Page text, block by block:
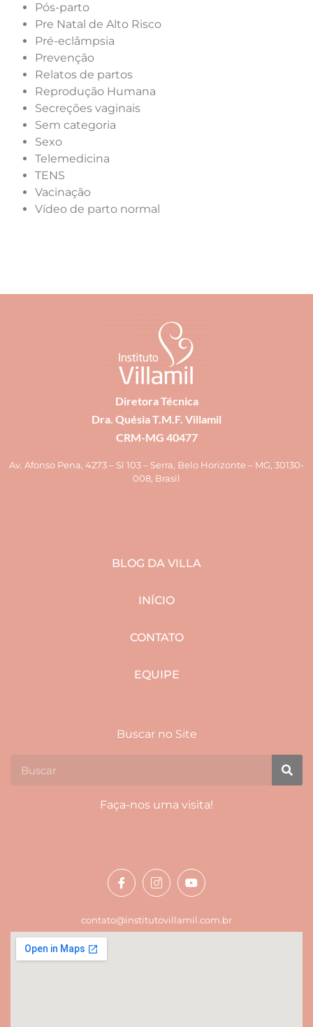
Pós-parto
Pre Natal de Alto Risco
Pré-eclâmpsia
Prevenção
Relatos de partos
Reprodução Humana
Secreções vaginais
Sem categoria
Sexo
Telemedicina
TENS
Vacinação
Vídeo de parto normal
Diretora Técnica
Dra. Quésia T.M.F. Villamil
CRM-MG 40477
Av. Afonso Pena, 4273 – Sl 103 – Serra, Belo Horizonte – MG, 30130-
008, Brasil
BLOG DA VILLA
INÍCIO
CONTATO
EQUIPE
Buscar no Site
Faça-nos uma visita!
contato@institutovillamil.com.br